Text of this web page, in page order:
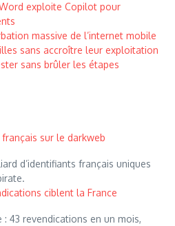
exploite Copilot pour
massive de l’internet mobile
sans accroître leur exploitation
sans brûler les étapes
sur le darkweb
d’identifiants français uniques
ciblent la France
: 43 revendications en un mois,